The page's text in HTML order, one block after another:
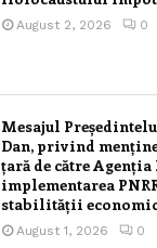
August 2, 2026 0
Mesajul
Dan, privind
țară de către Agenția
implementarea
stabilității
August 1, 2026 0